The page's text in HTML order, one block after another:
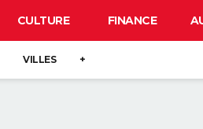
CULTURE FINANCE
VILLES +